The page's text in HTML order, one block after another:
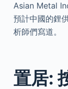
Asian Metal
預計中國的鋰
析師們寫道。
置居: